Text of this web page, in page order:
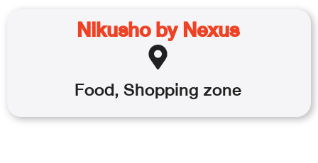
Nikusho by Nexus
Food,Shoppingzone